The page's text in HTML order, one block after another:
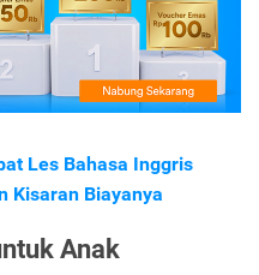
Les Bahasa Inggris
Kisaran Biayanya
Anak